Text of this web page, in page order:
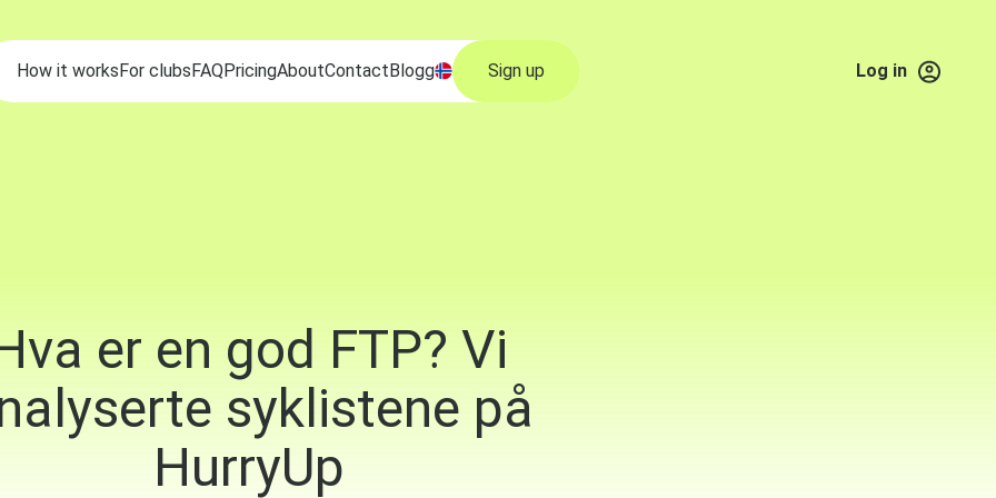
How it worksFor clubsFAQPricingAboutContactBlogg Sign up Log in
er en god FTP? Vi
syklistene på
HurryUp